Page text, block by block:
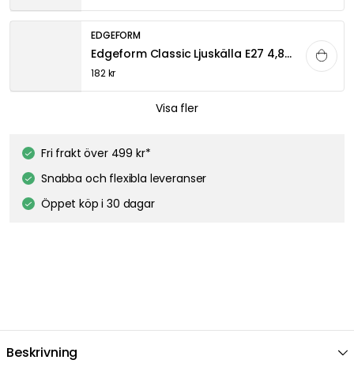
EDGEFORM
Edgeform Classic Ljuskälla E27 4,8W 580lm 2700K Dimbar, Vit
182 kr
Visa fler
Fri frakt över 499 kr*
Snabba och flexibla leveranser
Öppet köp i 30 dagar
Beskrivning